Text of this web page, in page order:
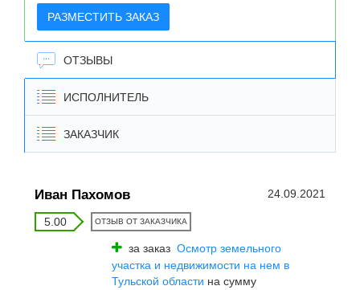
РАЗМЕСТИТЬ ЗАКАЗ
ОТЗЫВЫ
ИСПОЛНИТЕЛЬ
ЗАКАЗЧИК
Иван Пахомов 24.09.2021
5.00 ОТЗЫВ ОТ ЗАКАЗЧИКА
за заказ Осмотр земельного
участка и недвижимости на нем в
Тульской области на сумму